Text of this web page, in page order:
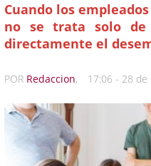
Cuando los
no se trata solo de
directamente el
POR Redaccion, 17:06 - 28 de